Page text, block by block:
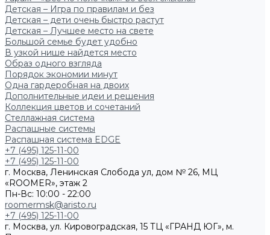
Детская – Игра по правилам и без
Детская – дети очень быстро растут
Детская – Лучшее место на свете
Большой семье будет удобно
В узкой нише найдется место
Образ одного взгляда
Порядок экономии минут
Одна гардеробная на двоих
Дополнительные идеи и решения
Коллекция цветов и сочетаний
Стеллажная система
Распашные системы
Распашная система EDGE
+7 (495) 125-11-00
+7 (495) 125-11-00
г. Москва, Ленинская Слобода ул, дом № 26, МЦ
«ROOMER», этаж 2
Пн-Вс: 10:00 - 22:00
roomermsk@aristo.ru
+7 (495) 125-11-00
г. Москва, ул. Кировоградская, 15 ТЦ «ГРАНД ЮГ», м.